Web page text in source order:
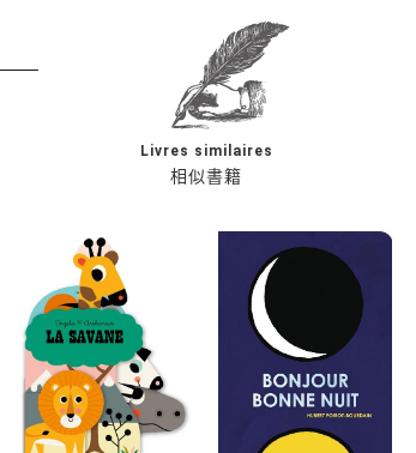
相似書籍
Livres similaires